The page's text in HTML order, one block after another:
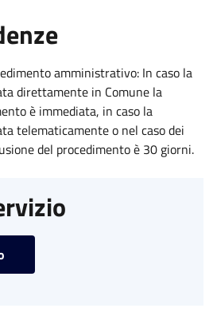
amministrativo: In caso la
direttamente in Comune la
è immediata, in caso la
telematicamente o nel caso dei
del procedimento è 30 giorni.